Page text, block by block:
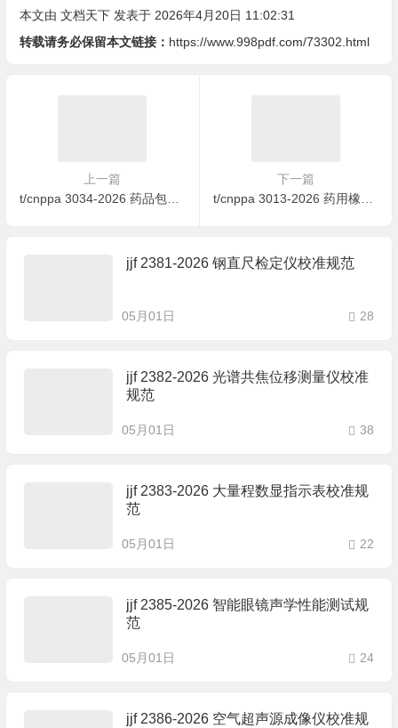
本文由 文档天下发表于 2026年4月20日 11:02:31
转载请务必保留本文链接： https://www.998pdf.com/73302.html
上一篇
t/cnppa 3034-2026 药品包装运输性能测试指南
下一篇
jjf 2381-2026 钢直尺检定仪校准规范
05月01日 28
jjf 2382-2026 光谱共焦位移测量仪校准
规范
05月01日 38
jjf 2383-2026 大量程数显指示表校准规
范
05月01日 22
jjf 2385-2026 智能眼镜声学性能测试规
范
05月01日 24
jjf 2386-2026 空气超声源成像仪校准规